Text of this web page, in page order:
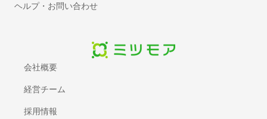
物件の原状回復
床暖房のリフォーム
押入れ・クローゼットリフォーム
お風呂（浴室・ユニットバス）リフォーム
太陽光発電・ソーラーシステム設置
会社概要
経営チーム
採用情報
ヘルプ・お問い合わせ